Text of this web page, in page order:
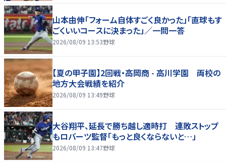
山本由伸「フォーム自体すごく良かった」「直球もす
ごくいいコースに決まった」／一問一答
2026/08/09 13:53野球
【夏の甲子園】2回戦・高岡商 - 高川学園 両校の
地方大会戦績を紹介
2026/08/09 13:49野球
大谷翔平、延長で勝ち越し適時打 連敗ストップ
もロバーツ監督「もっと良くならないと…」
2026/08/09 13:47野球